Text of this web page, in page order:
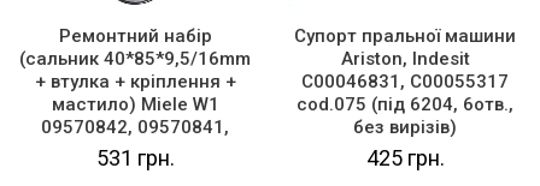
Ремонтний набір
(сальник 40*85*9,5/16mm
+ втулка + кріплення +
мастило) Miele W1
09570842, 09570841,
9570840, 10397030
(7632270)
531 грн.
Супорт пральної машини
Ariston, Indesit
C00046831, C00055317
cod.075 (під 6204, 6отв.,
без вирізів)
425 грн.